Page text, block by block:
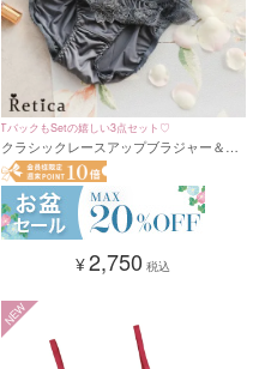
TバックもSetの嬉しい3点セット♡
クラシックレースアップブラジャー＆シ
ョーツ3点セット(A～F/65～80)
¥2,750 税込
NEW